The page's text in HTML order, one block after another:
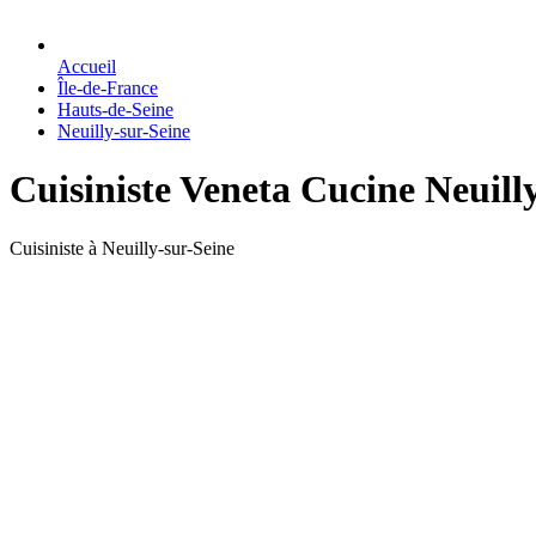
Accueil
Île-de-France
Hauts-de-Seine
Neuilly-sur-Seine
Cuisiniste Veneta Cucine
Cuisiniste à Neuilly-sur-Seine